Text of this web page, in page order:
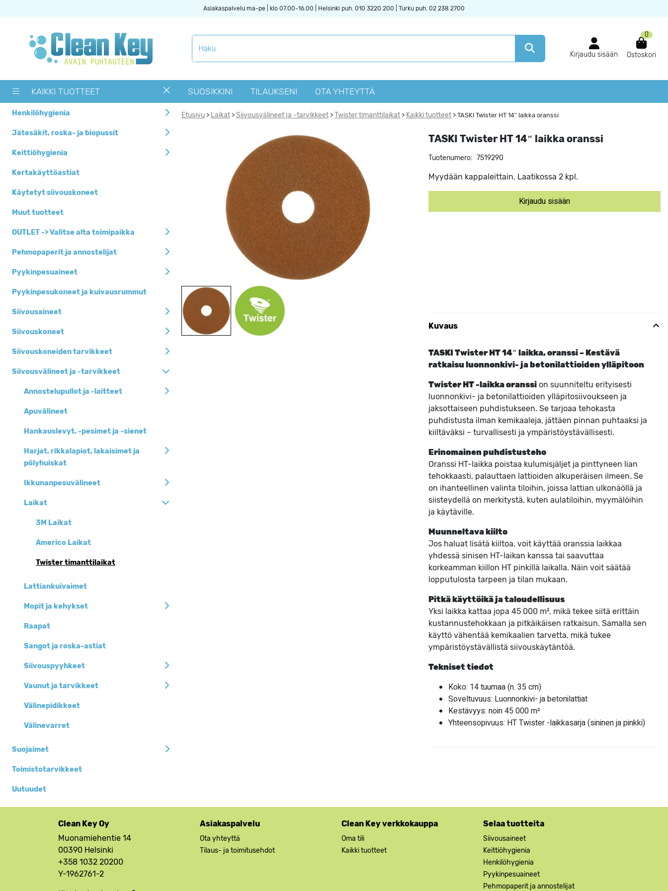
Asiakaspalvelu ma-pe | klo 07.00-16.00 | Helsinki puh. 010 3220 200 | Turku puh. 02 238 2700
Kirjaudu sisään
0
Ostoskori
KAIKKI TUOTTEET SUOSIKKINI TILAUKSENI OTA YHTEYTTÄ
Henkilöhygienia
Jätesäkit, roska- ja biopussit
Keittiöhygienia
Kertakäyttöastiat
Käytetyt siivouskoneet
Muut tuotteet
OUTLET -> Valitse alta toimipaikka
Pehmopaperit ja annostelijat
Pyykinpesuaineet
Pyykinpesukoneet ja kuivausrummut
Siivousaineet
Siivouskoneet
Siivouskoneiden tarvikkeet
Siivousvälineet ja -tarvikkeet
Annostelupullot ja -laitteet
Apuvälineet
Hankauslevyt, -pesimet ja -sienet
Harjat, rikkalapiot, lakaisimet ja
pölyhuiskat
Ikkunanpesuvälineet
Laikat
3M Laikat
Americo Laikat
Twister timanttilaikat
Lattiankuivaimet
Mopit ja kehykset
Raapat
Sangot ja roska-astiat
Siivouspyyhkeet
Vaunut ja tarvikkeet
Välinepidikkeet
Välinevarret
Suojaimet
Toimistotarvikkeet
Uutuudet
Etusivu > Laikat > Siivousvälineet ja -tarvikkeet > Twister timanttilaikat > Kaikki tuotteet > TASKI Twister HT 14″ laikka oranssi
TASKI Twister HT 14″ laikka oranssi
Tuotenumero: 7519290
Myydään kappaleittain. Laatikossa 2 kpl.
Kirjaudu sisään
Kuvaus
TASKI Twister HT 14″ laikka, oranssi – Kestävä
ratkaisu luonnonkivi- ja betonilattioiden ylläpitoon
Twister HT -laikka oranssi on suunniteltu erityisesti
luonnonkivi- ja betonilattioiden ylläpitosiivoukseen ja
jaksottaiseen puhdistukseen. Se tarjoaa tehokasta
puhdistusta ilman kemikaaleja, jättäen pinnan puhtaaksi ja
kiiltäväksi – turvallisesti ja ympäristöystävällisesti.
Erinomainen puhdistusteho
Oranssi HT-laikka poistaa kulumisjäljet ja pinttyneen lian
tehokkaasti, palauttaen lattioiden alkuperäisen ilmeen. Se
on ihanteellinen valinta tiloihin, joissa lattian ulkonäöllä ja
siisteydellä on merkitystä, kuten aulatiloihin, myymälöihin
ja käytäville.
Muunneltava kiilto
Jos haluat lisätä kiiltoa, voit käyttää oranssia laikkaa
yhdessä sinisen HT-laikan kanssa tai saavuttaa
korkeamman kiillon HT pinkillä laikalla. Näin voit säätää
lopputulosta tarpeen ja tilan mukaan.
Pitkä käyttöikä ja taloudellisuus
Yksi laikka kattaa jopa 45 000 m², mikä tekee siitä erittäin
kustannustehokkaan ja pitkäikäisen ratkaisun. Samalla sen
käyttö vähentää kemikaalien tarvetta, mikä tukee
ympäristöystävällistä siivouskäytäntöä.
Tekniset tiedot
Koko: 14 tuumaa (n. 35 cm)
Soveltuvuus: Luonnonkivi- ja betonilattiat
Kestävyys: noin 45 000 m²
Yhteensopivuus: HT Twister -laikkasarja (sininen ja pinkki)
Clean Key Oy
Muonamiehentie 14
00390 Helsinki
+358 1032 20200
Y-1962761-2
Asiakaspalvelu
Ota yhteyttä
Tilaus- ja toimitusehdot
Clean Key verkkokauppa
Oma tili
Kaikki tuotteet
Selaa tuotteita
Siivousaineet
Keittiöhygienia
Henkilöhygienia
Pyykinpesuaineet
Pehmopaperit ja annostelijat
Tuotekategoriat
Muut tuotteet
alta toimipaikka
Pyykinpesukoneet ja
Siivouskoneiden
tarvikkeet
Uutuudet
-tarvikkeet
Pehmopaperit ja
ja biopussit
Henkilöhygienia
Keittiöhygienia
Pyykinpesuaineet
Siivouskoneet